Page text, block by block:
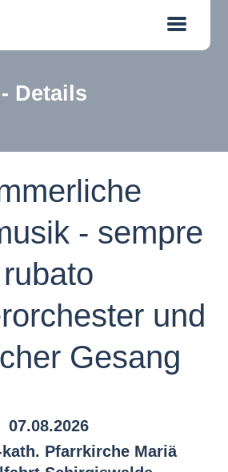
Details
- sempre
rubato
und
Gesang
07.08.2026
Pfarrkirche Mariä